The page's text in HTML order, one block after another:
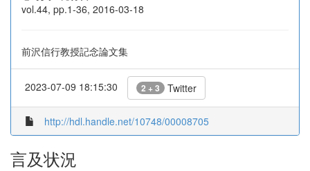
vol.44, pp.1-36, 2016-03-18
前沢信行教授記念論文集
2023-07-09 18:15:30 2 + 3 Twitter
http://hdl.handle.net/10748/00008705
言及状況